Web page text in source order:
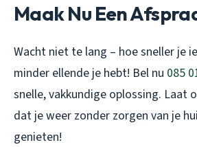
Maak Nu Een
Wacht niet te lang – hoe sneller je
minder ellende je hebt! Bel nu 085
snelle, vakkundige oplossing. Laat
dat je weer zonder zorgen van je
genieten!